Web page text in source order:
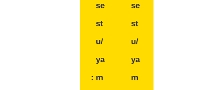
:
se
st
u/
ya
m
se
st
u/
ya
m